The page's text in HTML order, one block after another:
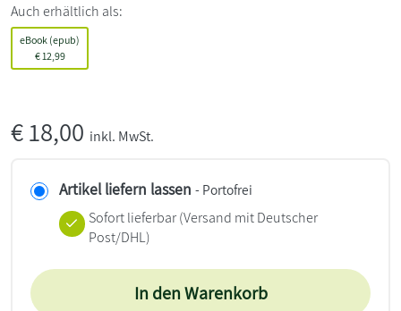
Auch erhältlich als:
eBook (epub)
€12,99
€18,00 inkl. MwSt.
Artikel liefern lassen - Portofrei
Sofort lieferbar(Versand mit Deutscher
Post/DHL)
In den Warenkorb